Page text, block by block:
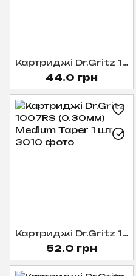
Картриджі Dr.Gritz 1003RS (0.30мм) Medium Taper 1 шт
44.0 грн
Картриджі Dr.Gritz 1007RS (0.30мм) Medium Taper 1 шт
52.0 грн